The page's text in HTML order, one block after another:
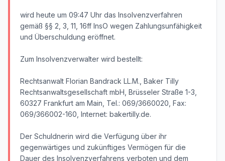
wird heute um 09:47 Uhr das Insolvenzverfahren
gemäß §§ 2, 3, 11, 16ff InsO wegen Zahlungsunfähigkeit
und Überschuldung eröffnet.
Zum Insolvenzverwalter wird bestellt:
Rechtsanwalt Florian Bandrack LL.M., Baker Tilly
Rechtsanwaltsgesellschaft mbH, Brüsseler Straße 1-3,
60327 Frankfurt am Main, Tel.: 069/3660020, Fax:
069/366002-160, Internet: bakertilly.de.
Der Schuldnerin wird die Verfügung über ihr
gegenwärtiges und zukünftiges Vermögen für die
Dauer des Insolvenzverfahrens verboten und dem